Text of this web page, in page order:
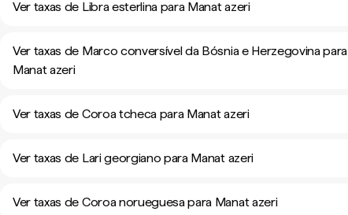
Ver taxas de Libra esterlina para Manat azeri
Ver taxas de Marco conversível da Bósnia e Herzegovina para
Manat azeri
Ver taxas de Coroa tcheca para Manat azeri
Ver taxas de Lari georgiano para Manat azeri
Ver taxas de Coroa norueguesa para Manat azeri